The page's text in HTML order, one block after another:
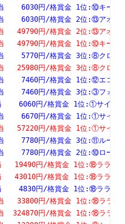
13/配当    6030円/格賞
13/配当    6030円/格
10/配当   49790円/格
10/配当   49790円/格賞
当    5770円/格賞金 3
当   25980円/格賞金 3
配当    7460円/格賞
配当    7460円/格賞金 3
1/配当    6060円/格賞
9/配当    6670円/格賞
9/配当   57220円/格賞
7780円/格賞金 3位:⑪ルージュ
7780円/格賞金 2位:⑩ロードカ
19490円/格賞金 1位:⑱ララ
43010円/格賞金 1位:⑱ララ
4830円/格賞金 1位:⑱ララ
33800円/格賞金 1位:⑱ララ
324870円/格賞金 1位:⑱ララ